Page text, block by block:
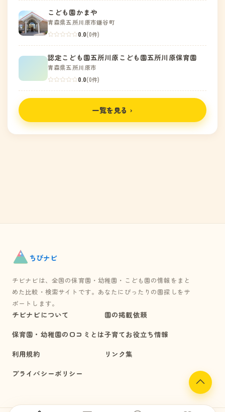
こども園かまや
青森県五所川原市鎌谷町
0.0(0件)
認定こども園五所川原こども園五所川原保育園
青森県五所川原市
0.0(0件)
一覧を見る ›
ちびナビ
チビナビは、全国の保育園・幼稚園・こども園の情報をまと
めた比較・検索サイトです。あなたにぴったりの園探しをサ
ポートします。
チビナビについて
保育園・幼稚園の口コミとは
利用規約
プライバシーポリシー
園の掲載依頼
子育てお役立ち情報
リンク集